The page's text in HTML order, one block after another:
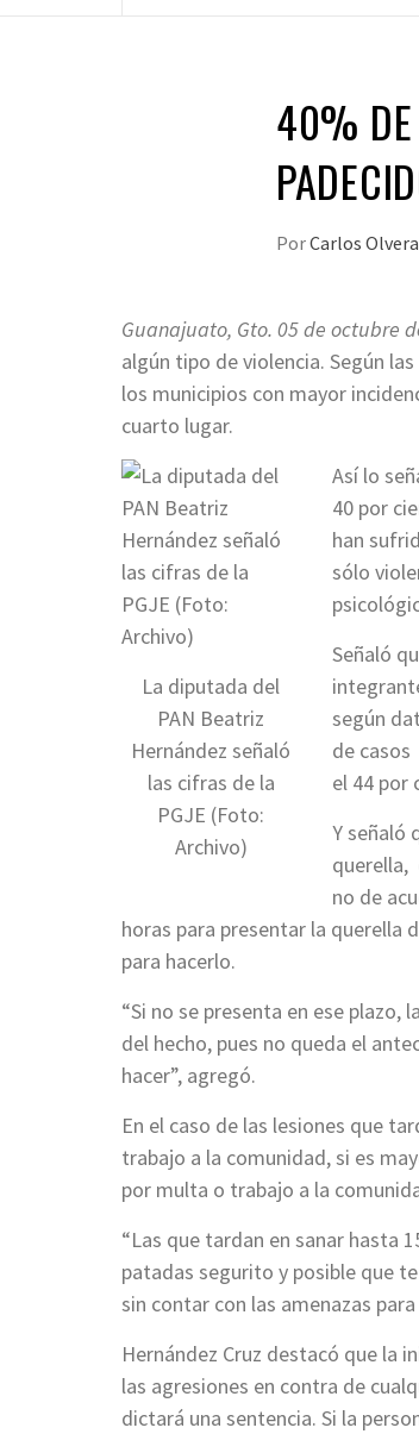
40% DE
PorCarlos Olvera
Guanajuato, Gto. 05 de octubre
algún tipo de violencia. Según
los municipios con mayor
cuarto lugar.
La diputada del
PAN Beatriz
Hernández señaló
las cifras de la
PGJE (Foto:
Archivo)
Así lo
40 por
han
sólo
Señaló
según
de casos
el 44 por
Y señaló
querella,
no de
horas para presentar la querella
para hacerlo.
“Si no se presenta en ese
del hecho, pues no queda el
hacer”, agregó.
En el caso de las lesiones que
trabajo a la comunidad, si es
por multa o trabajo a la
“Las que tardan en sanar hasta
patadas segurito y posible que
sin contar con las amenazas
Hernández Cruz destacó que la
las agresiones en contra de
dictará una sentencia. Si la